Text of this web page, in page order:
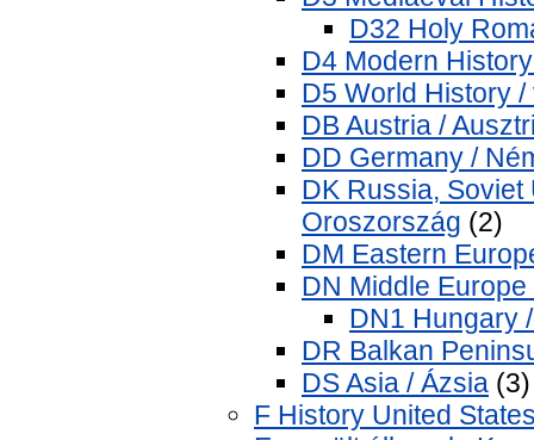
D32 Holy
D4 Modern
D5 World History
DB Austria /
DD Germany /
DK Russia,
Oroszország (2)
DM Eastern
DN Middle
DN1 Hungary
DR Balkan
DS Asia / Ázsia (3)
F History United